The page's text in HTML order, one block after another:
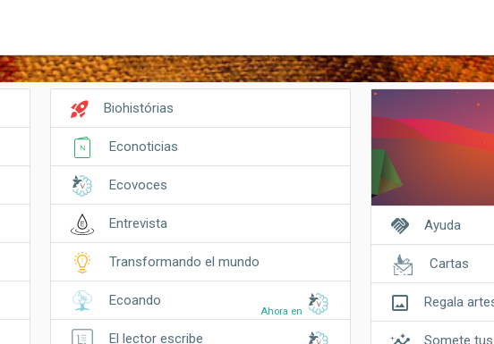
rocket_launch Biohistórias
Econoticias
Ecovoces
Entrevista
Transformando el mundo
Ahora en
Ecoando
El lector escribe
handshake Ayuda
Cartas
crop_original Regala
Somete